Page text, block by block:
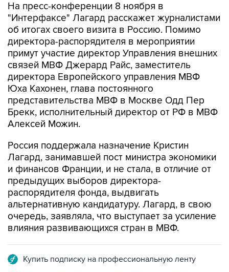
На пресс-конференции 8 ноября в
"Интерфаксе" Лагард расскажет журналистами
об итогах своего визита в Россию. Помимо
директора-распорядителя в мероприятии
примут участие директор Управления внешних
связей МВФ Джерард Райс, заместитель
директора Европейского управления МВФ
Юха Кахонен, глава постоянного
представительства МВФ в Москве Одд Пер
Брекк, исполнительный директор от РФ в МВФ
Алексей Можин.
Россия поддержала назначение Кристин
Лагард, занимавшей пост министра экономики
и финансов Франции, и не стала, в отличие от
предыдущих выборов директора-
распорядителя фонда, выдвигать
альтернативную кандидатуру. Лагард, в свою
очередь, заявляла, что выступает за усиление
влияния развивающихся стран в МВФ.
Купить подписку на профессиональную ленту